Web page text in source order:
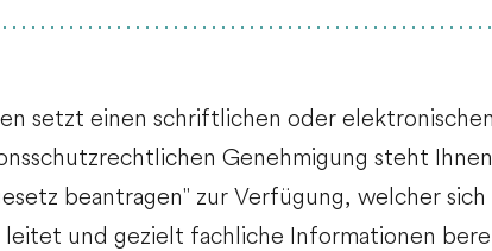
setzt einen schriftlichen oder
Genehmigung steht
beantragen" zur Verfügung, welcher
leitet und gezielt fachliche Informationen